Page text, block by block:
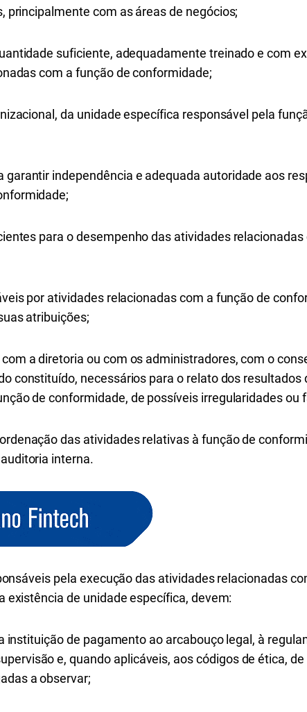
principalmente com as áreas de negócios;
suficiente, adequadamente treinado e com
com a função de conformidade;
da unidade específica responsável pela
garantir independência e adequada autoridade aos
para o desempenho das atividades
por atividades relacionadas com a função de
atribuições;
a diretoria ou com os administradores, com o
constituído, necessários para o relato dos resultados
de conformidade, de possíveis irregularidades ou
das atividades relativas à função de
interna.
pela execução das atividades relacionadas
de unidade específica, devem:
instituição de pagamento ao arcabouço legal, à
e, quando aplicáveis, aos códigos de ética,
a observar;